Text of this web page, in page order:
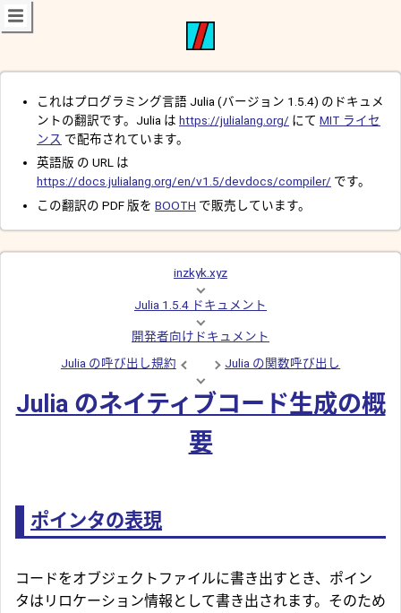
これはプログラミング言語 Julia (バージョン 1.5.4) のドキュメ
ントの翻訳です。Julia は https://julialang.org/ にて MIT ライセ
ンス で配布されています。
英語版 の URL は
https://docs.julialang.org/en/v1.5/devdocs/compiler/ です。
この翻訳の PDF 版を BOOTH で販売しています。
inzkyk.xyz
Julia 1.5.4 ドキュメント
開発者向けドキュメント
Julia の呼び出し規約
Julia の関数呼び出し
Julia のネイティブコード生成の概
要
ポインタの表現
コードをオブジェクトファイルに書き出すとき、ポイン
タはリロケーション情報として書き出されます。そのため